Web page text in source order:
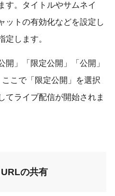
す。タイトルやサムネイ
ットの有効化などを設定し
定します。
」「限定公開」「公開」
こで「限定公開」を選択
てライブ配信が開始されま
の共有